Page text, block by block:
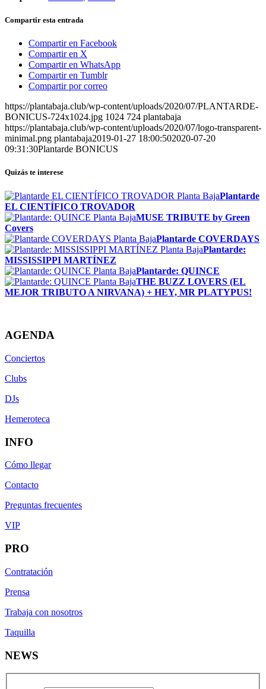
Compartir esta entrada
Compartir en Facebook
Compartir en X
Compartir en WhatsApp
Compartir en Tumblr
Compartir por correo
https://plantabaja.club/wp-content/uploads/2020/07/PLANTARDE-
BONICUS-724x1024.jpg 1024 724 plantabaja
https://plantabaja.club/wp-content/uploads/2020/07/logo-transparent-
minimal.png plantabaja2019-01-27 18:00:502020-07-20
09:31:30Plantarde BONICUS
Quizás te interese
Plantarde
EL CIENTÍFICO TROVADOR
MUSE TRIBUTE by Green
Covers
Plantarde COVERDAYS
Plantarde:
MISSISSIPPI MARTÍNEZ
Plantarde: QUINCE
THE BUZZ LOVERS (EL
MEJOR TRIBUTO A NIRVANA) + HEY, MR PLATYPUS!
AGENDA
Conciertos
Clubs
DJs
Hemeroteca
INFO
Cómo llegar
Contacto
Preguntas frecuentes
VIP
PRO
Contratación
Prensa
Trabaja con nosotros
Taquilla
NEWS